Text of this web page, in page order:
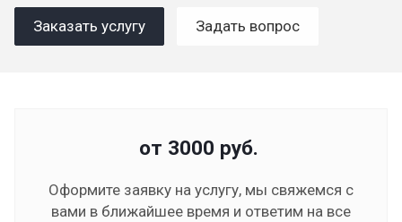
Заказать услугу Задать вопрос
от 3000 руб.
Оформите заявку на услугу, мы свяжемся с
вами в ближайшее время и ответим на все